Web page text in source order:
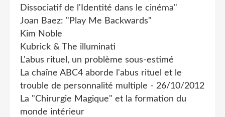
Dissociatif de l'Identité dans le cinéma"
Joan Baez: "Play Me Backwards"
Kim Noble
Kubrick & The illuminati
L'abus rituel, un problème sous-estimé
La chaîne ABC4 aborde l'abus rituel et le
trouble de personnalité multiple - 26/10/2012
La "Chirurgie Magique" et la formation du
monde intérieur